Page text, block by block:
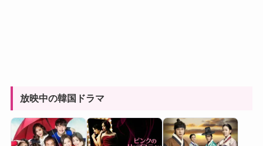
放映中の韓国ドラマ